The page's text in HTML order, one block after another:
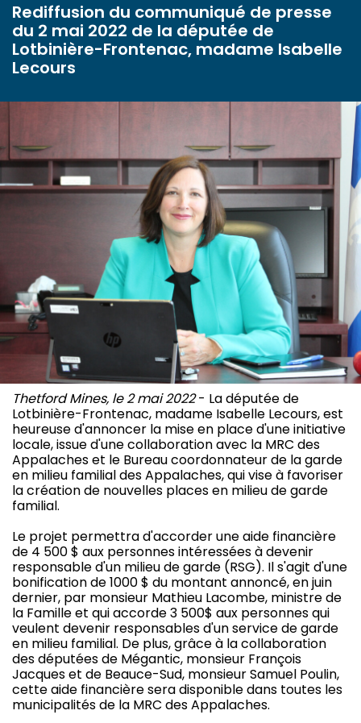
Rediffusion du communiqué de presse
du 2 mai 2022 de la députée de
Lotbinière-Frontenac, madame Isabelle
Lecours
Thetford Mines, le 2 mai 2022- La députée de
Lotbinière-Frontenac, madame Isabelle Lecours, est
heureuse d'annoncer la mise en place d'une initiative
locale, issue d'une collaboration avec la MRC des
Appalaches et le Bureau coordonnateur de la garde
en milieu familial des Appalaches, qui vise à favoriser
la création de nouvelles places en milieu de garde
familial.
Le projet permettra d'accorder une aide financière
de 4 500 $ aux personnes intéressées à devenir
responsable d'un milieu de garde (RSG). Il s'agit d'une
bonification de 1000 $ du montant annoncé, en juin
dernier, par monsieur Mathieu Lacombe, ministre de
la Famille et qui accorde 3 500$ aux personnes qui
veulent devenir responsables d'un service de garde
en milieu familial. De plus, grâce à la collaboration
des députées de Mégantic, monsieur François
Jacques et de Beauce-Sud, monsieur Samuel Poulin,
cette aide financière sera disponible dans toutes les
municipalités de la MRC des Appalaches.